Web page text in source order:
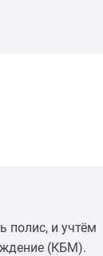
полис, и учтём
(КБМ).